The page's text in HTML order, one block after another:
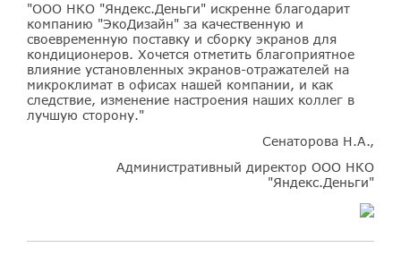
"ООО НКО "Яндекс.Деньги" искренне благодарит
компанию "ЭкоДизайн" за качественную и
своевременную поставку и сборку экранов для
кондиционеров. Хочется отметить благоприятное
влияние установленных экранов-отражателей на
микроклимат в офисах нашей компании, и как
следствие, изменение настроения наших коллег в
лучшую сторону."
Сенаторова Н.А.,
Административный директор ООО НКО
"Яндекс.Деньги"